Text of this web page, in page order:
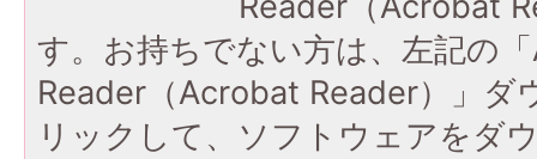
す。お持ちでない方は、左記の
Reader（Acrobat Reader）」ダ
リックして、ソフトウェアをダ